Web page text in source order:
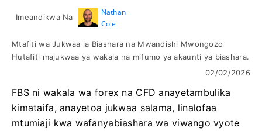
Imeandikwa Na
Nathan
Cole
Mtafiti wa Jukwaa la Biashara na Mwandishi Mwongozo
Hutafiti majukwaa ya wakala na mifumo ya akaunti ya biashara.
02/02/2026
FBS ni wakala wa forex na CFD anayetambulika
kimataifa, anayetoa jukwaa salama, linalofaa
mtumiaji kwa wafanyabiashara wa viwango vyote